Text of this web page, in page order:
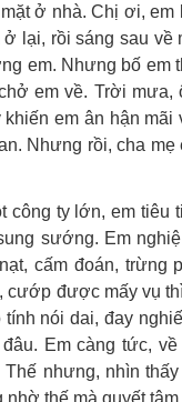
ở nhà. Chị ơi,
lại, rồi sáng sau về
em. Nhưng bố em
em về. Trời mưa,
khiến em ân hận
Nhưng rồi, cha
công ty lớn, em tiêu
sướng. Em
cấm đoán, trừng
cướp được mấy vụ
nói dai, đay
Em càng tức,
nhưng, nhìn
nhờ thế mà quyết